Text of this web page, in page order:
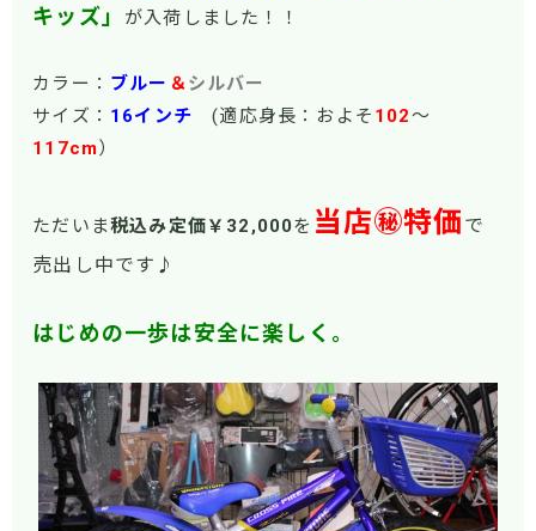
キッズ」
が入荷しました！！
カラー： ブルー ＆シルバー
サイズ： 16インチ (適応身長：およそ 102～
117cm）
ただいま税込み定価￥32,000を 当店㊙特価 で
売出し中です ♪
はじめの一歩は安全に楽しく。